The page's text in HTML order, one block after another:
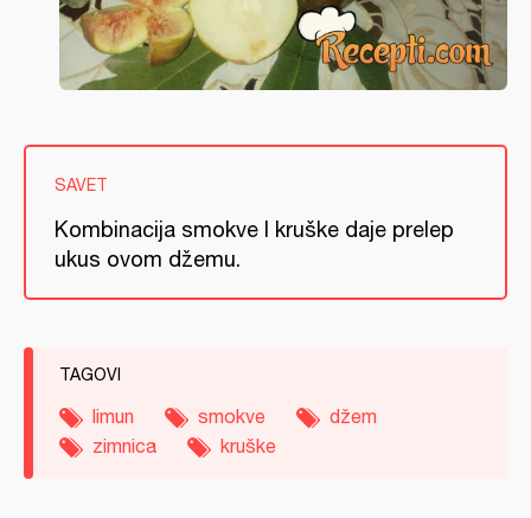
SAVET
Kombinacija smokve I kruške daje prelep
ukus ovom džemu.
TAGOVI
limun smokve
džem
zimnica
kruške